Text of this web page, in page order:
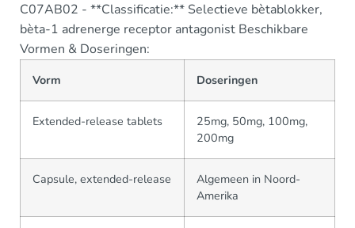
C07AB02 - **Classificatie:** Selectieve bètablokker,
bèta-1 adrenerge receptor antagonist Beschikbare
Vormen & Doseringen:
Vorm Doseringen
Extended-release tablets
25mg, 50mg, 100mg,
200mg
Capsule, extended-release
Algemeen in Noord-
Amerika